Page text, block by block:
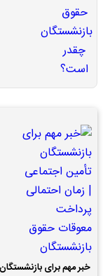
خبر مهم برای بازنشستگان